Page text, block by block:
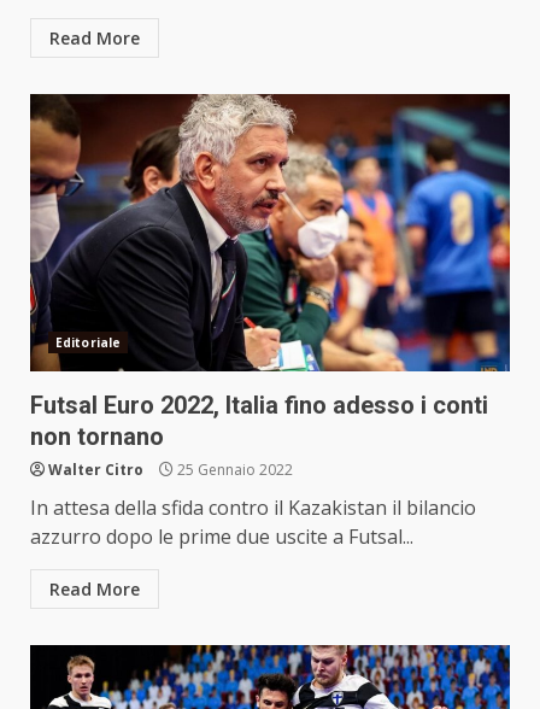
Read More
Editoriale
Futsal Euro 2022, Italia fino adesso i conti
non tornano
Walter Citro 25 Gennaio 2022
In attesa della sfida contro il Kazakistan il bilancio
azzurro dopo le prime due uscite a Futsal...
Read More